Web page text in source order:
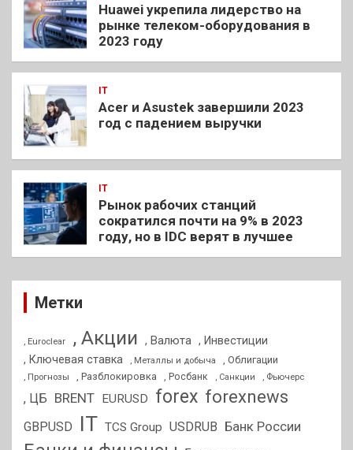
Huawei укрепила лидерство на
рынке телеком-оборудования в
2023 году
IT
Acer и Asustek завершили 2023
год с падением выручки
IT
Рынок рабочих станций
сократился почти на 9% в 2023
году, но в IDC верят в лучшее
Метки
, Euroclear , Акции , Валюта , Инвестиции
, Ключевая ставка
, Металлы и добыча , Облигации
, Прогнозы , Разблокировка , Росбанк , Санкции , Фьючерс
, ЦБ BRENT EURUSD forex forexnews
GBPUSD IT TCS Group USDRUB Банк России